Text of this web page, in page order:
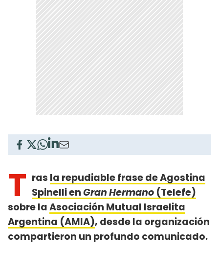
T ras la repudiable frase de Agostina
Spinelli enGran Hermano (Telefe)
sobre laAsociación Mutual Israelita
Argentina (AMIA), desde la organización
compartieron un profundo comunicado.